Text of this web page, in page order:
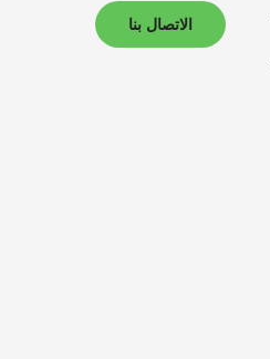
الاتصال بنا